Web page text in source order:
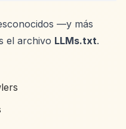
—y más
el archivo LLMs.txt.